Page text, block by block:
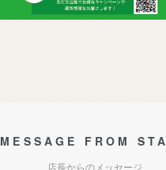
MESSAGE FROM
店長からのメッセージ